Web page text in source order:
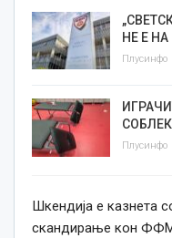
НЕ Е
Плусинфо
Плусинфо
Шкендија е казнета
скандирање кон ФФМ